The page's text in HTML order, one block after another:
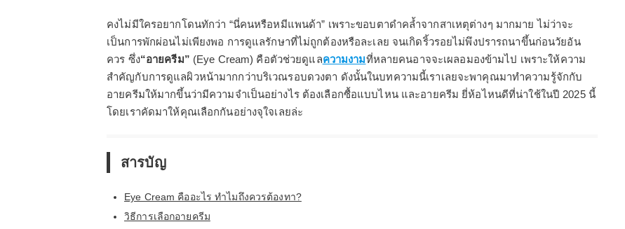
คงไม่มีใครอยากโดนทักว่า “นี่คนหรือหมีแพนด้า” เพราะขอบตาดำคล้ำจากสาเหตุต่างๆ มากมาย ไม่ว่าจะ
เป็นการพักผ่อนไม่เพียงพอ การดูแลรักษาที่ไม่ถูกต้องหรือละเลย จนเกิดริ้วรอยไม่พึงปรารถนาขึ้นก่อนวัยอัน
ควร ซึ่ง“อายครีม” (Eye Cream) คือตัวช่วยดูแลความงามที่หลายคนอาจจะเผลอมองข้ามไป เพราะให้ความ
สำคัญกับการดูแลผิวหน้ามากกว่าบริเวณรอบดวงตา ดังนั้นในบทความนี้เราเลยจะพาคุณมาทำความรู้จักกับ
อายครีมให้มากขึ้นว่ามีความจำเป็นอย่างไร ต้องเลือกซื้อแบบไหน และอายครีม ยี่ห้อไหนดีที่น่าใช้ในปี 2025 นี้
โดยเราคัดมาให้คุณเลือกกันอย่างจุใจเลยล่ะ
สารบัญ
Eye Cream คืออะไร ทำไมถึงควรต้องทา?
วิธีการเลือกอายครีม